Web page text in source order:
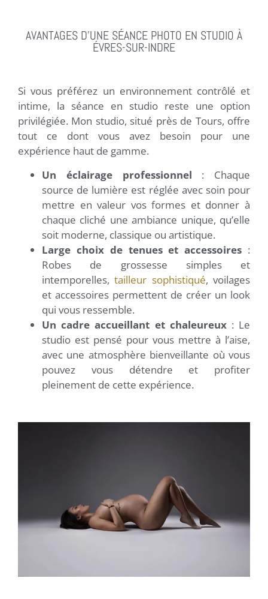
AVANTAGES D’UNE SÉANCE PHOTO EN STUDIO À
ÉVRES-SUR-INDRE
Si vous préférez un environnement contrôlé et
intime, la séance en studio reste une option
privilégiée. Mon studio, situé près de Tours, offre
tout ce dont vous avez besoin pour une
expérience haut de gamme.
Un éclairage professionnel : Chaque
source de lumière est réglée avec soin pour
mettre en valeur vos formes et donner à
chaque cliché une ambiance unique, qu’elle
soit moderne, classique ou artistique.
Large choix de tenues et accessoires :
Robes de grossesse simples et
intemporelles,tailleur sophistiqué, voilages
et accessoires permettent de créer un look
qui vous ressemble.
Un cadre accueillant et chaleureux: Le
studio est pensé pour vous mettre à l’aise,
avec une atmosphère bienveillante où vous
pouvez vous détendre et profiter
pleinement de cette expérience.